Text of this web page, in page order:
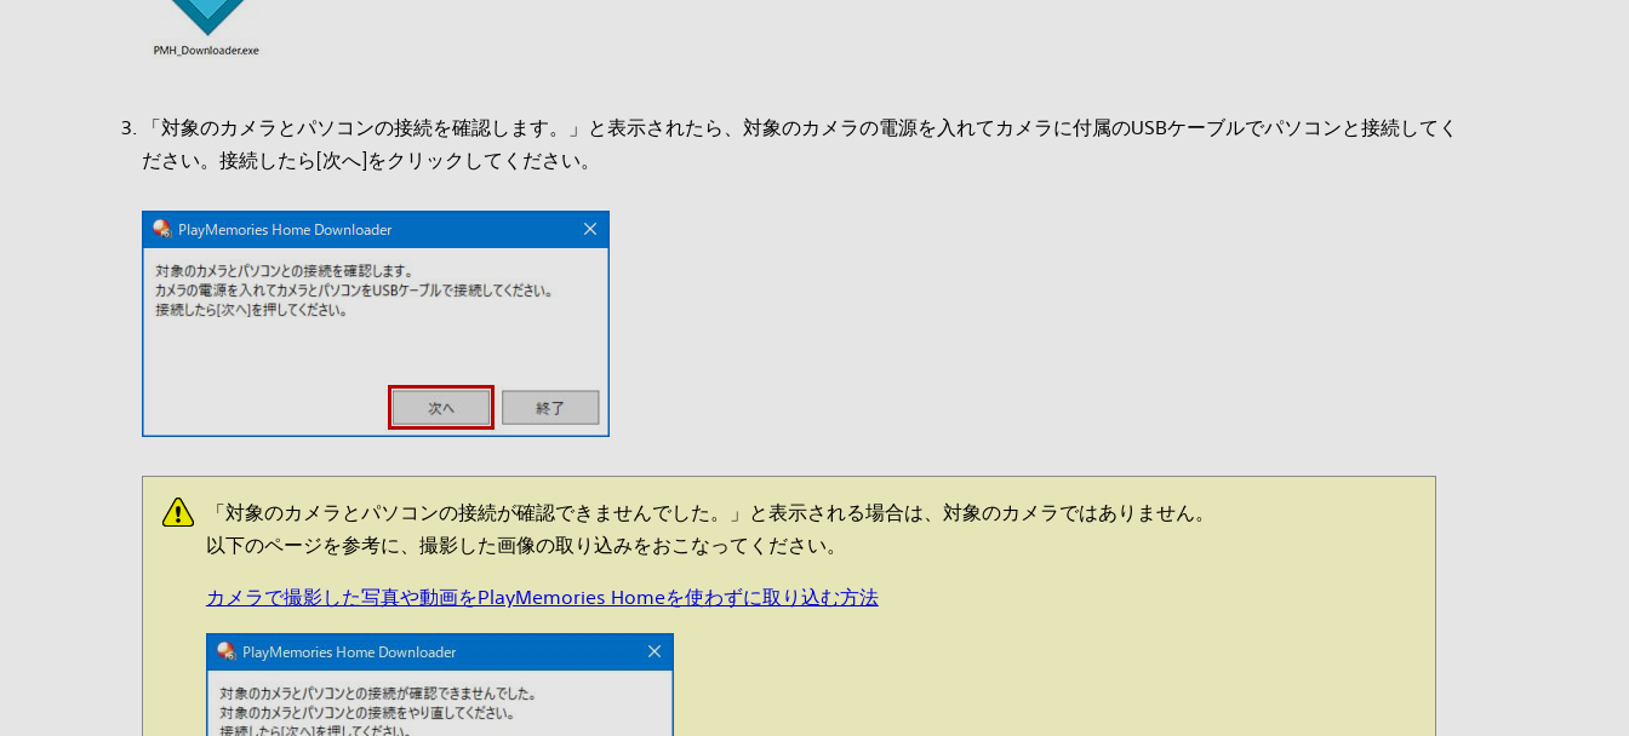
「対象のカメラとパソコンの接続を確認します。」と表示されたら、対象のカメラの電源を入れてカメラに付属のUSBケーブルでパソコンと接続してく
ださい。接続したら[次へ]をクリックしてください。
「対象のカメラとパソコンの接続が確認できませんでした。」と表示される場合は、対象のカメラではありません。
以下のページを参考に、撮影した画像の取り込みをおこなってください。
カメラで撮影した写真や動画をPlayMemories Homeを使わずに取り込む方法